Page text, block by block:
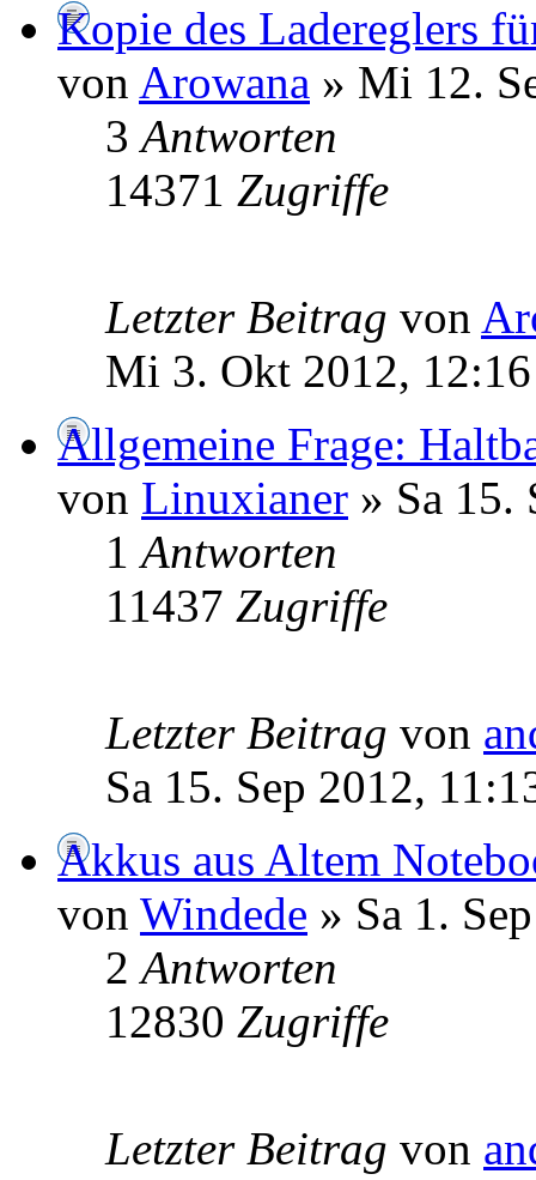
Kopie des Ladereglers
von Arowana » Mi 12.
3Antworten
14371 Zugriffe
Letzter Beitrag von
Mi 3. Okt 2012, 12:16
Allgemeine Frage:
von Linuxianer » Sa 15.
1Antworten
11437 Zugriffe
Letzter Beitrag von
Sa 15. Sep 2012,
Akkus aus Altem
von Windede » Sa 1.
2Antworten
12830 Zugriffe
Letzter Beitrag von